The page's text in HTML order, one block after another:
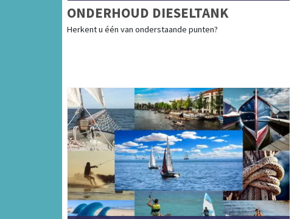
ONDERHOUD DIESELTANK
Herkent u één van onderstaande punten?